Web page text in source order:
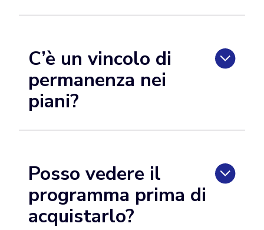
C’è un vincolo di
permanenza nei
piani?
Posso vedere il
programma prima di
acquistarlo?